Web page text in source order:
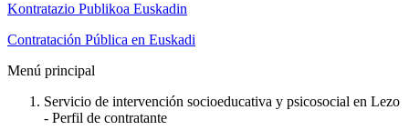
Kontratazio Publikoa Euskadin
Contratación Pública en Euskadi
Menú principal
Servicio de intervención socioeducativa y psicosocial en Lezo
- Perfil de contratante